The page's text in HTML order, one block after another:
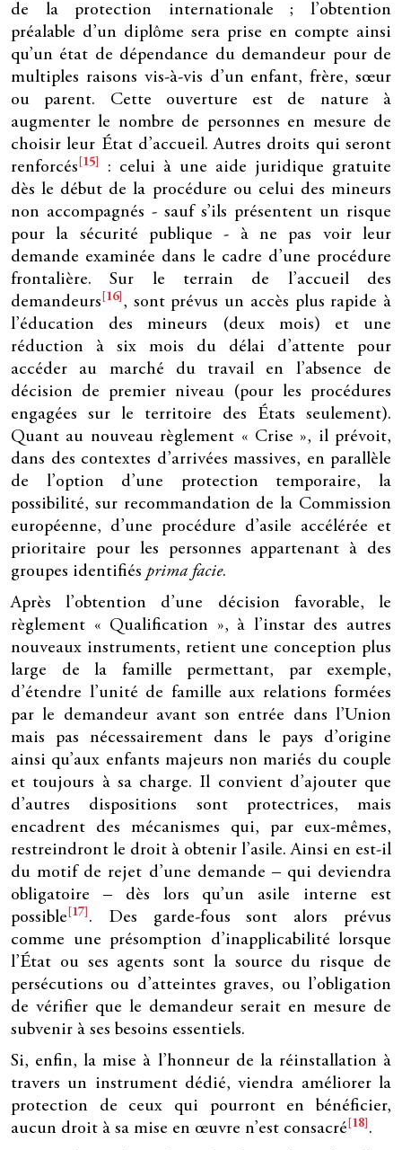
de la protection internationale ; l’obtention
préalable d’un diplôme sera prise en compte ainsi
qu’un état de dépendance du demandeur pour de
multiples raisons vis-à-vis d’un enfant, frère, sœur
ou parent. Cette ouverture est de nature à
augmenter le nombre de personnes en mesure de
choisir leur État d’accueil. Autres droits qui seront
renforcés [15]
: celui à une aide juridique gratuite
dès le début de la procédure ou celui des mineurs
non accompagnés - sauf s’ils présentent un risque
pour la sécurité publique - à ne pas voir leur
demande examinée dans le cadre d’une procédure
frontalière. Sur le terrain de l’accueil des
demandeurs [16] , sont prévus un accès plus rapide à
l’éducation des mineurs (deux mois) et une
réduction à six mois du délai d’attente pour
accéder au marché du travail en l’absence de
décision de premier niveau (pour les procédures
engagées sur le territoire des États seulement).
Quant au nouveau règlement « Crise », il prévoit,
dans des contextes d’arrivées massives, en parallèle
de l’option d’une protection temporaire, la
possibilité, sur recommandation de la Commission
européenne, d’une procédure d’asile accélérée et
prioritaire pour les personnes appartenant à des
groupes identifiés prima facie.
Après l’obtention d’une décision favorable, le
règlement « Qualification », à l’instar des autres
nouveaux instruments, retient une conception plus
large de la famille permettant, par exemple,
d’étendre l’unité de famille aux relations formées
par le demandeur avant son entrée dans l’Union
mais pas nécessairement dans le pays d’origine
ainsi qu’aux enfants majeurs non mariés du couple
et toujours à sa charge. Il convient d’ajouter que
d’autres dispositions sont protectrices, mais
encadrent des mécanismes qui, par eux-mêmes,
restreindront le droit à obtenir l’asile. Ainsi en est-il
du motif de rejet d’une demande – qui deviendra
obligatoire – dès lors qu’un asile interne est
possible [17] . Des garde-fous sont alors prévus
comme une présomption d’inapplicabilité lorsque
l’État ou ses agents sont la source du risque de
persécutions ou d’atteintes graves, ou l’obligation
de vérifier que le demandeur serait en mesure de
subvenir à ses besoins essentiels.
Si, enfin, la mise à l’honneur de la réinstallation à
travers un instrument dédié, viendra améliorer la
protection de ceux qui pourront en bénéficier,
aucun droit à sa mise en œuvre n’est consacré [18] .